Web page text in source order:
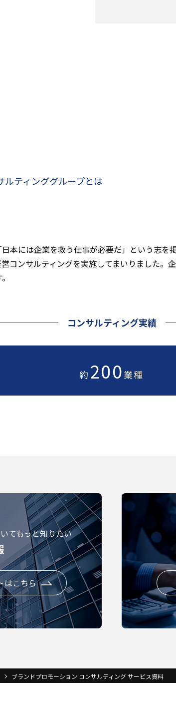
ルティンググループとは
本には企業を救う仕事が必要だ」という志を
コンサルティングを実施してまいりました。
コンサルティング実績
約 200業種
てもっと知りたい
はこちら
ブランドプロモーション コンサルティング サービス資料